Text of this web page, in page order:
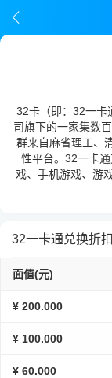
32卡（即：32一卡
司旗下的一家集数
群来自麻省理工、
性平台。32一卡
戏、手机游戏、游
32一卡通兑换折
面值(元)
¥ 200.000
¥ 100.000
¥ 60.000